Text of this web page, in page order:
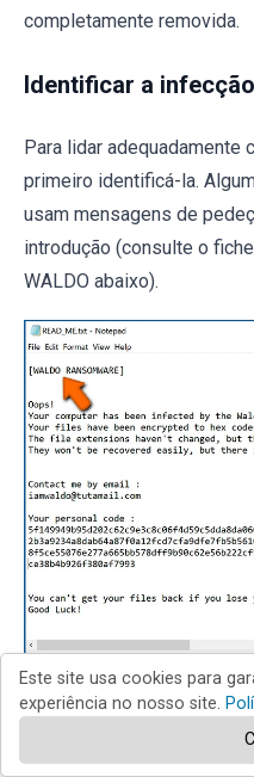
completamente removida.
Identificar a
Para lidar adequadamente
primeiro identificá-la.
usam mensagens de
introdução (consulte o
WALDO abaixo).
Isso, contudo, é raro. Na
de ransomware exibem
simplesmente afirmando
Este site usa cookies para
experiência no nosso site.